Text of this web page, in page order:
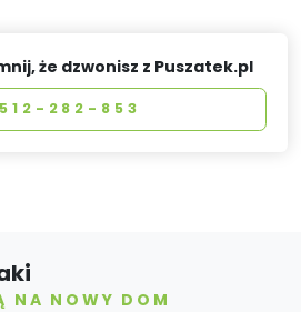
że dzwonisz z Puszatek.pl
512-282-853
NA NOWY DOM